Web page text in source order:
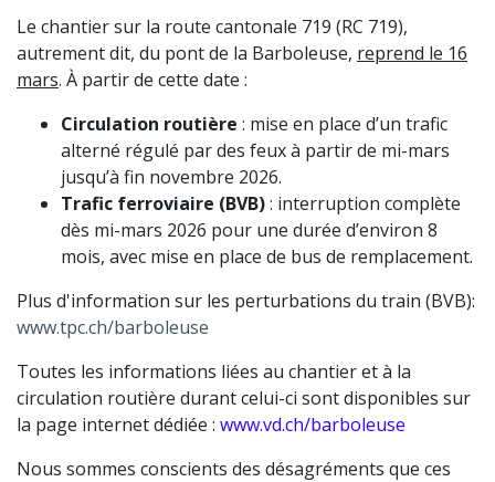
Le chantier sur la route cantonale 719 (RC 719),
autrement dit, du pont de la Barboleuse, reprend le 16
mars. À partir de cette date :
Circulation routière : mise en place d’un trafic
alterné régulé par des feux à partir de mi-mars
jusqu’à fin novembre 2026.
Trafic ferroviaire (BVB): interruption complète
dès mi-mars 2026 pour une durée d’environ 8
mois, avec mise en place de bus de remplacement.
Plus d'information sur les perturbations du train (BVB):
www.tpc.ch/barboleuse
Toutes les informations liées au chantier et à la
circulation routière durant celui-ci sont disponibles sur
la page internet dédiée : www.vd.ch/barboleuse
Nous sommes conscients des désagréments que ces